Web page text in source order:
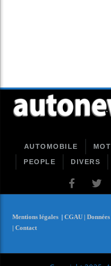
AUTOMOBILE
PEOPLE
DIVERS
Mentions légales | CGAU |
| Contact